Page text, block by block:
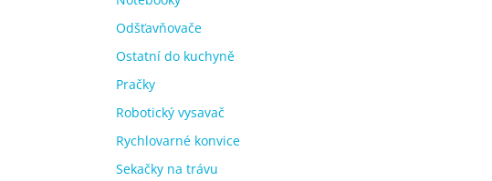
Odšťavňovače
Ostatní do kuchyně
Pračky
Robotický vysavač
Rychlovarné konvice
Sekačky na trávu